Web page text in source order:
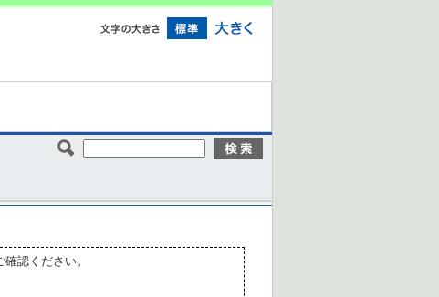
確認ください。